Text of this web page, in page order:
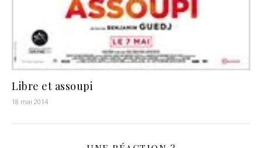
Libre et assoupi
18 mai 2014